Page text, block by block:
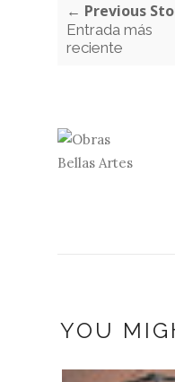
← Previous
Entrada más
reciente
YOU